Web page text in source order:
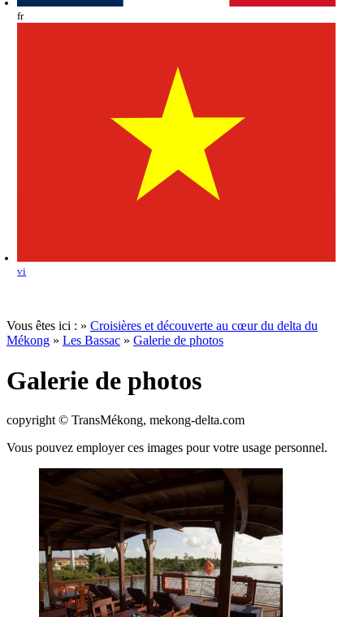
fr
vi
Vous êtes ici : » Croisières et découverte au cœur du delta du
Mékong » Les Bassac » Galerie de photos
Galerie de photos
copyright © TransMékong, mekong-delta.com
Vous pouvez employer ces images pour votre usage personnel.